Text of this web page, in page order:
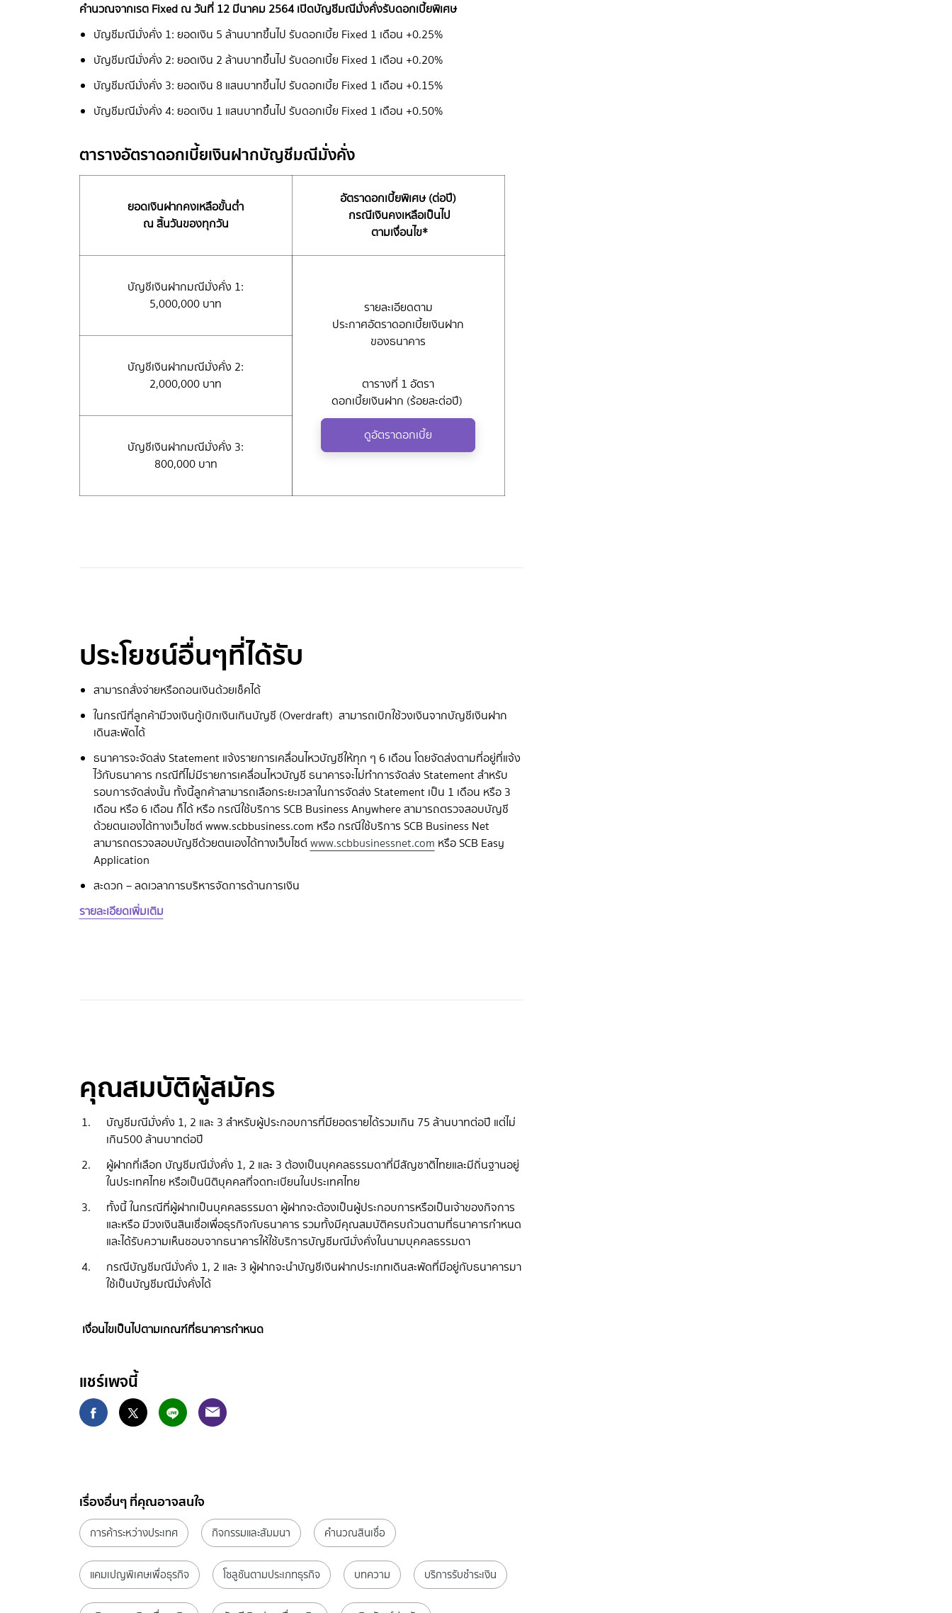
คำนวณจากเรต Fixed ณ วันที่ 12 มีนาคม 2564 เปิดบัญชีมณีมั่งคั่งรับดอกเบี้ยพิเศษ
บัญชีมณีมั่งคั่ง 1: ยอดเงิน 5 ล้านบาทขึ้นไป รับดอกเบี้ย Fixed 1 เดือน +0.25%
บัญชีมณีมั่งคั่ง 2: ยอดเงิน 2 ล้านบาทขึ้นไป รับดอกเบี้ย Fixed 1 เดือน +0.20%
บัญชีมณีมั่งคั่ง 3: ยอดเงิน 8 แสนบาทขึ้นไป รับดอกเบี้ย Fixed 1 เดือน +0.15%
บัญชีมณีมั่งคั่ง 4: ยอดเงิน 1 แสนบาทขึ้นไป รับดอกเบี้ย Fixed 1 เดือน +0.50%
ตารางอัตราดอกเบี้ยเงินฝากบัญชีมณีมั่งคั่ง
ยอดเงินฝากคงเหลือขั้นต่ำ
ณ สิ้นวันของทุกวัน
อัตราดอกเบี้ยพิเศษ (ต่อปี)
กรณีเงินคงเหลือเป็นไป
ตามเงื่อนไข*
บัญชีเงินฝากมณีมั่งคั่ง 1:
5,000,000 บาท
รายละเอียดตาม
ประกาศอัตราดอกเบี้ยเงินฝาก
ของธนาคาร
ตารางที่ 1 อัตรา
ดอกเบี้ยเงินฝาก (ร้อยละต่อปี)
ดูอัตราดอกเบี้ย
บัญชีเงินฝากมณีมั่งคั่ง 2:
2,000,000 บาท
บัญชีเงินฝากมณีมั่งคั่ง 3:
800,000 บาท
ประโยชน์อื่นๆที่ได้รับ
สามารถสั่งจ่ายหรือถอนเงินด้วยเช็คได้
ในกรณีที่ลูกค้ามีวงเงินกู้เบิกเงินเกินบัญชี (Overdraft) สามารถเบิกใช้วงเงินจากบัญชีเงินฝาก
เดินสะพัดได้
ธนาคารจะจัดส่ง Statement แจ้งรายการเคลื่อนไหวบัญชีให้ทุก ๆ 6 เดือน โดยจัดส่งตามที่อยู่ที่แจ้ง
ไว้กับธนาคาร กรณีที่ไม่มีรายการเคลื่อนไหวบัญชี ธนาคารจะไม่ทำการจัดส่ง Statement สำหรับ
รอบการจัดส่งนั้น ทั้งนี้ลูกค้าสามารถเลือกระยะเวลาในการจัดส่ง Statement เป็น 1 เดือน หรือ 3
เดือน หรือ 6 เดือน ก็ได้ หรือ กรณีใช้บริการ SCB Business Anywhere สามารถตรวจสอบบัญชี
ด้วยตนเองได้ทางเว็บไซต์ www.scbbusiness.com หรือ กรณีใช้บริการ SCB Business Net
สามารถตรวจสอบบัญชีด้วยตนเองได้ทางเว็บไซต์www.scbbusinessnet.com หรือ SCB Easy
Application
สะดวก – ลดเวลาการบริหารจัดการด้านการเงิน
รายละเอียดเพิ่มเติม
คุณสมบัติผู้สมัคร
บัญชีมณีมั่งคั่ง 1, 2 และ 3 สำหรับผู้ประกอบการที่มียอดรายได้รวมเกิน 75 ล้านบาทต่อปี แต่ไม่
เกิน500 ล้านบาทต่อปี
ผู้ฝากที่เลือก บัญชีมณีมั่งคั่ง 1, 2 และ 3 ต้องเป็นบุคคลธรรมดาที่มีสัญชาติไทยและมีถิ่นฐานอยู่
ในประเทศไทย หรือเป็นนิติบุคคลที่จดทะเบียนในประเทศไทย
ทั้งนี้ ในกรณีที่ผู้ฝากเป็นบุคคลธรรมดา ผู้ฝากจะต้องเป็นผู้ประกอบการหรือเป็นเจ้าของกิจการ
และหรือ มีวงเงินสินเชื่อเพื่อธุรกิจกับธนาคาร รวมทั้งมีคุณสมบัติครบถ้วนตามที่ธนาคารกำหนด
และได้รับความเห็นชอบจากธนาคารให้ใช้บริการบัญชีมณีมั่งคั่งในนามบุคคลธรรมดา
กรณีบัญชีมณีมั่งคั่ง 1, 2 และ 3 ผู้ฝากจะนำบัญชีเงินฝากประเภทเดินสะพัดที่มีอยู่กับธนาคารมา
ใช้เป็นบัญชีมณีมั่งคั่งได้
เงื่อนไขเป็นไปตามเกณฑ์ที่ธนาคารกำหนด
แชร์เพจนี้
เรื่องอื่นๆ ที่คุณอาจสนใจ
การค้าระหว่างประเทศ กิจกรรมและสัมมนา คำนวณสินเชื่อ
แคมเปญพิเศษเพื่อธุรกิจ โซลูชันตามประเภทธุรกิจ บทความ บริการรับชำระเงิน